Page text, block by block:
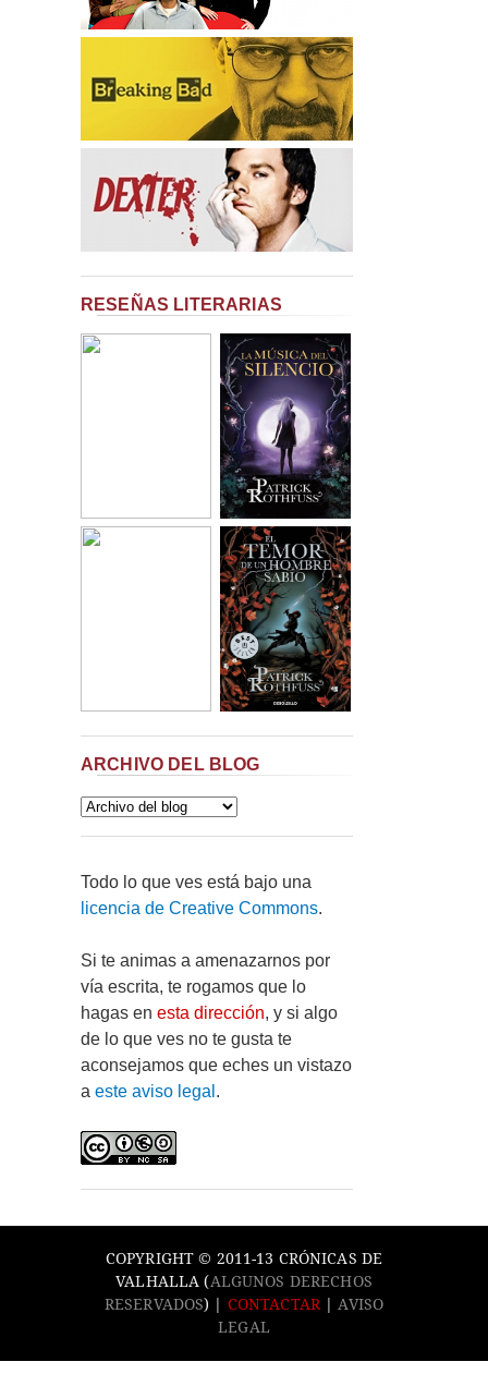
RESEÑAS LITERARIAS
ARCHIVO DEL BLOG
Todo lo que ves está bajo una
licencia de Creative Commons.
Si te animas a amenazarnos por
vía escrita, te rogamos que lo
hagas en esta dirección, y si algo
de lo que ves no te gusta te
aconsejamos que eches un vistazo
a este aviso legal .
COPYRIGHT © 2011-13 CRÓNICAS DE
VALHALLA (ALGUNOS DERECHOS
RESERVADOS) | CONTACTAR
AVISO
LEGAL